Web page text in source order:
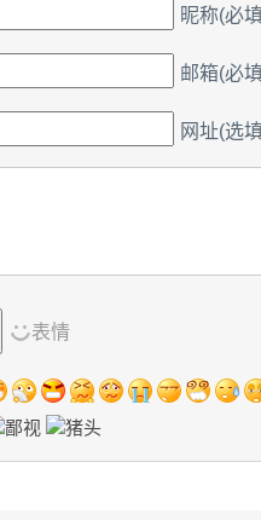
昵称(必
邮箱(必
网址(选
表情